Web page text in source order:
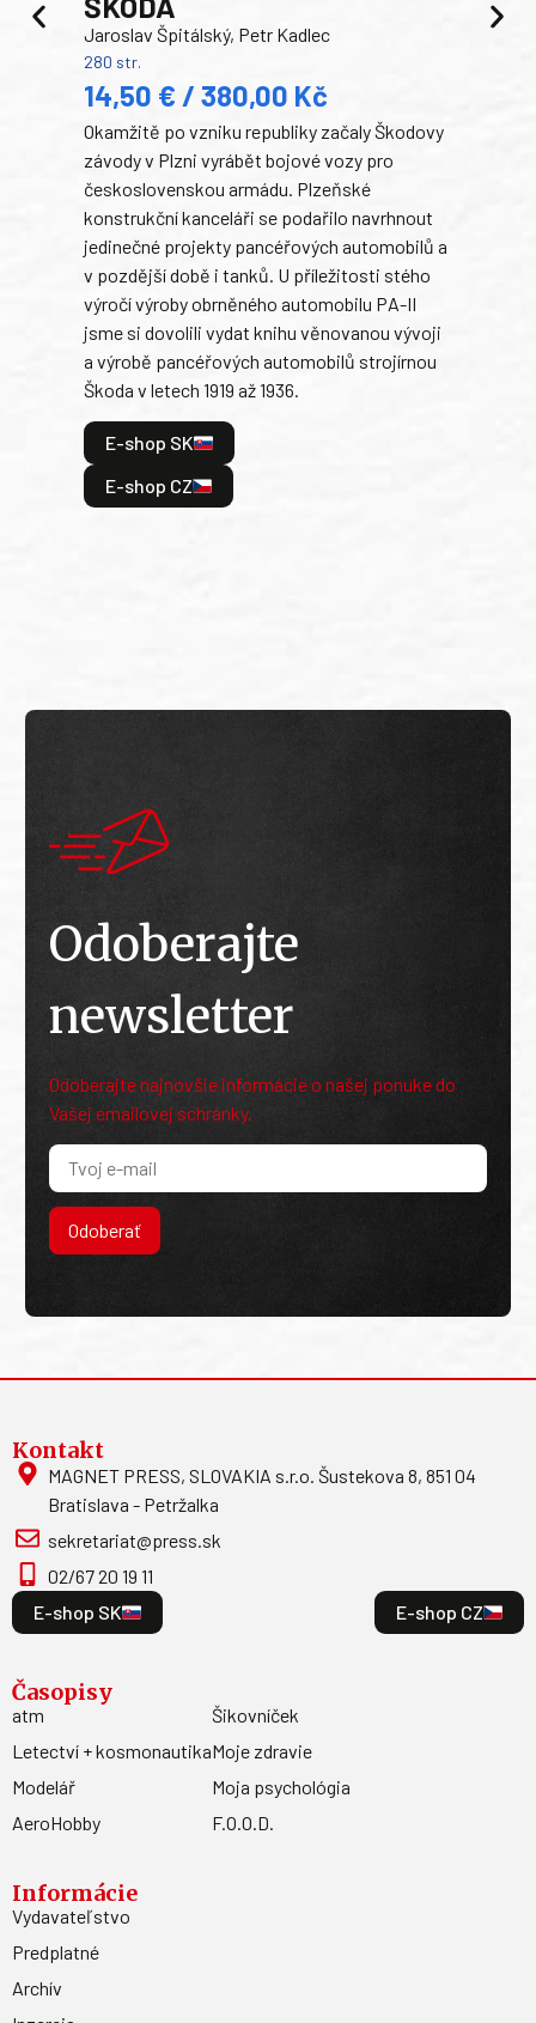
Jaroslav Špitálský, Petr Kadlec
280 str.
14,50 € / 380,00 Kč
Okamžitě po vzniku republiky začaly Škodovy
závody v Plzni vyrábět bojové vozy pro
československou armádu. Plzeňské
konstrukční kanceláři se podařilo navrhnout
jedinečné projekty pancéřových automobilů a
v pozdější době i tanků. U příležitosti stého
výročí výroby obrněného automobilu PA-II
jsme si dovolili vydat knihu věnovanou vývoji
a výrobě pancéřových automobilů strojírnou
Škoda v letech 1919 až 1936.
E-shop SK
E-shop CZ
Odoberajte
newsletter
Odoberajte najnovšie informácie o našej ponuke do
Vašej emailovej schránky.
Odoberať
Kontakt
MAGNET PRESS, SLOVAKIA s.r.o. Šustekova 8, 851 04
Bratislava - Petržalka
sekretariat@press.sk
02/67 20 19 11
E-shop SK
E-shop CZ
Časopisy
atm
Letectví + kosmonautika
Modelář
AeroHobby
Šikovníček
Moje zdravie
Moja psychológia
F.O.O.D.
Informácie
Vydavateľstvo
Predplatné
Archív